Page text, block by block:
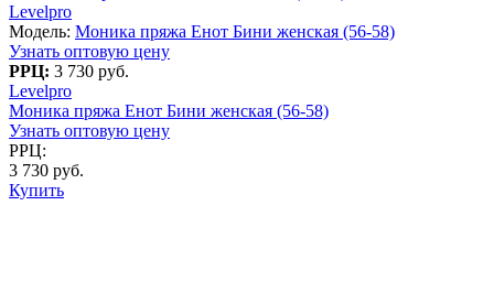
Levelpro
Модель: Моника пряжа Енот Бини женская (56-58)
Узнать оптовую цену
РРЦ: 3 730 руб.
Levelpro
Моника пряжа Енот Бини женская (56-58)
Узнать оптовую цену
РРЦ:
3 730 руб.
Купить